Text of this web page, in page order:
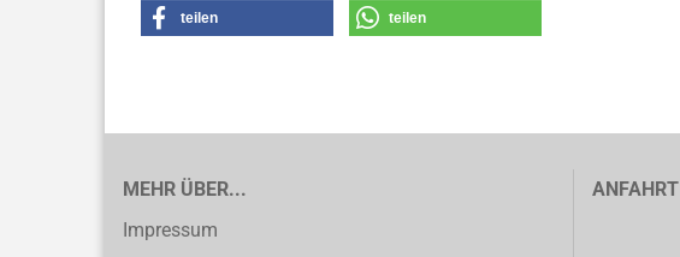
teilen teilen
MEHR ÜBER...
Impressum
ANFAHRT